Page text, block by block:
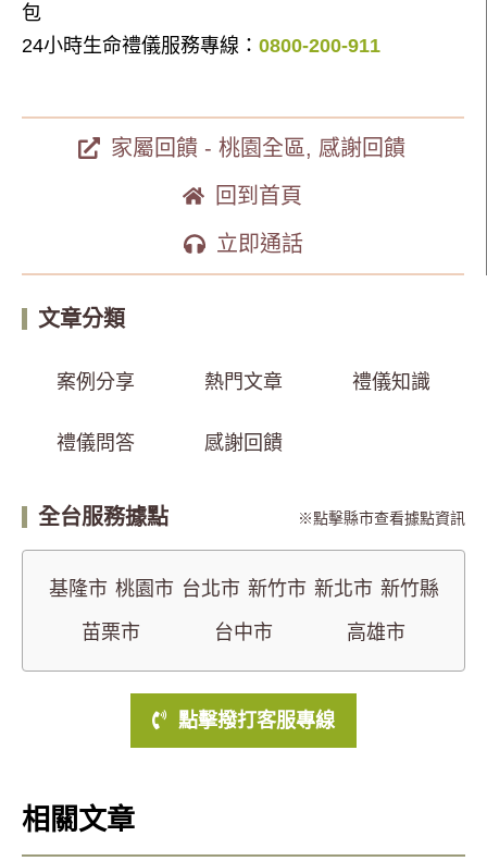
包
24小時生命禮儀服務專線： 0800-200-911
家屬回饋 - 桃園全區, 感謝回饋
回到首頁
立即通話
文章分類
案例分享 熱門文章 禮儀知識
禮儀問答 感謝回饋
全台服務據點 點擊縣市查看據點資訊
基隆市 桃園市
苗栗市
台北市 新竹市
台中市
新北市 新竹縣
高雄市
點擊撥打客服專線
相關文章